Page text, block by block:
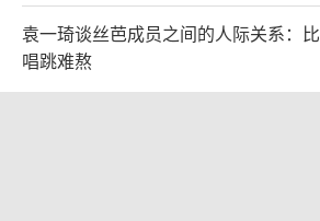
袁一琦谈丝芭成员之间的人际关系：比
唱跳难熬
2026-07-28 10:58:28